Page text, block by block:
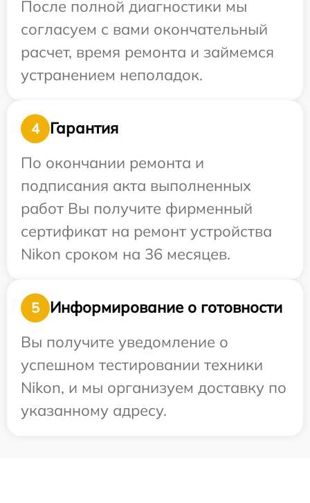
После полной диагностики мы
согласуем с вами окончательный
расчет, время ремонта и займемся
устранением неполадок.
4
Гарантия
По окончании ремонта и
подписания акта выполненных
работ Вы получите фирменный
сертификат на ремонт устройства
Nikon сроком на 36 месяцев.
5
Информирование о готовности
Вы получите уведомление о
успешном тестировании техники
Nikon, и мы организуем доставку по
указанному адресу.